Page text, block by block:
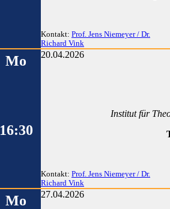
Kontakt: Prof. Jens Niemeyer / Dr.
Richard Vink
Mo 20.04.2026
16:30
Institut für
Kontakt: Prof. Jens Niemeyer / Dr.
Richard Vink
Mo 27.04.2026